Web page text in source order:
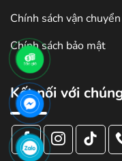
Chính sách vận chuyển
Chính sách bảo mật
Kết nối với